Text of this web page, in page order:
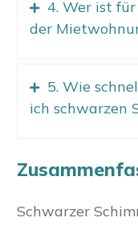
4. Wer ist
der
5. Wie
ich schwarzen
Z
Schwarzer